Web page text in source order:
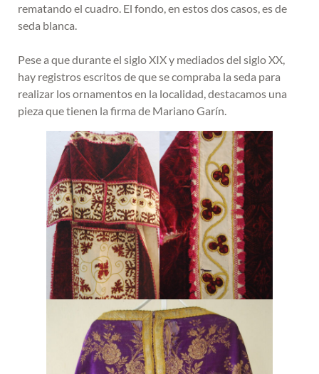
rematando el cuadro. El fondo, en estos dos casos, es de
seda blanca.
Pese a que durante el siglo XIX y mediados del siglo XX,
hay registros escritos de que se compraba la seda para
realizar los ornamentos en la localidad, destacamos una
pieza que tienen la firma de Mariano Garín.